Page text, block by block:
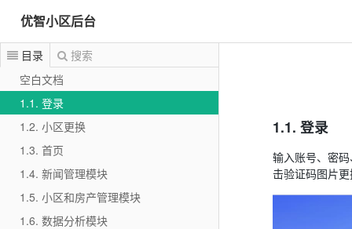
优智小区后台
目录
搜索
空白文档
1.1. 登录
1.2. 小区更换
1.3. 首页
1.4. 新闻管理模块
1.5. 小区和房产管理模块
1.6. 数据分析模块
1.1. 登录
输入账号、密
击验证码图片